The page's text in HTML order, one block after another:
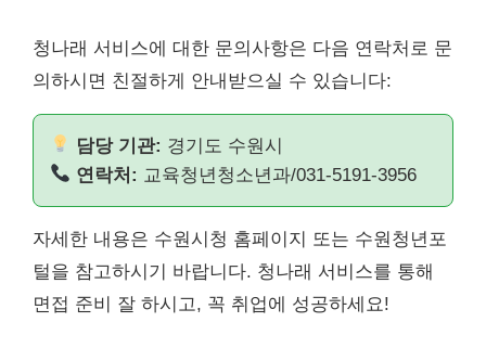
청나래 서비스에 대한 문의사항은 다음 연락처로 문
의하시면 친절하게 안내받으실 수 있습니다:
담당 기관: 경기도 수원시
연락처: 교육청년청소년과/031-5191-3956
자세한 내용은 수원시청 홈페이지 또는 수원청년포
털을 참고하시기 바랍니다. 청나래 서비스를 통해
면접 준비 잘 하시고, 꼭 취업에 성공하세요!